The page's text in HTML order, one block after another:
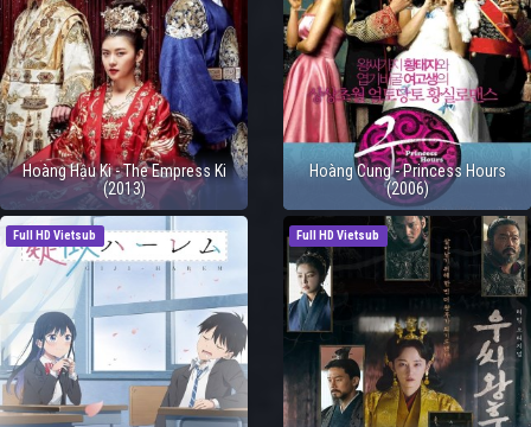
Hoàng Hậu Ki - The Empress Ki
(2013)
Hoàng Cung - Princess Hours
(2006)
Full HD Vietsub Full HD Vietsub